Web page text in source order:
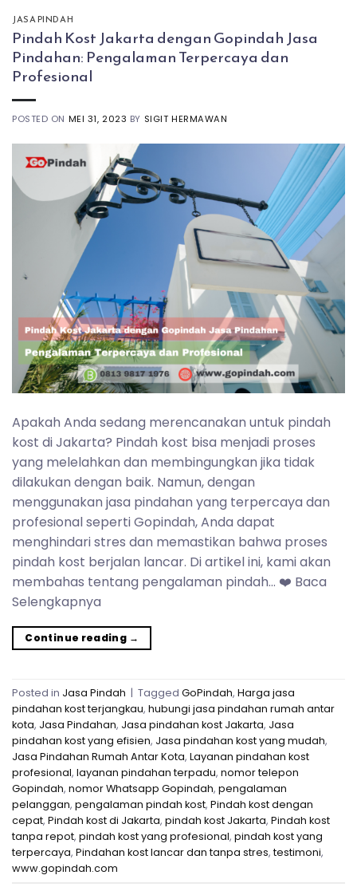
JASA PINDAH
Pindah Kost Jakarta dengan Gopindah Jasa
Pindahan: Pengalaman Terpercaya dan
Profesional
POSTED ON MEI 31, 2023 BY SIGIT HERMAWAN
Apakah Anda sedang merencanakan untuk pindah
kost di Jakarta? Pindah kost bisa menjadi proses
yang melelahkan dan membingungkan jika tidak
dilakukan dengan baik. Namun, dengan
menggunakan jasa pindahan yang terpercaya dan
profesional seperti Gopindah, Anda dapat
menghindari stres dan memastikan bahwa proses
pindah kost berjalan lancar. Di artikel ini, kami akan
membahas tentang pengalaman pindah… ❤️ Baca
Selengkapnya
Continue reading →
Posted in Jasa Pindah | Tagged GoPindah, Harga jasa
pindahan kost terjangkau, hubungi jasa pindahan rumah antar
kota, Jasa Pindahan, Jasa pindahan kost Jakarta, Jasa
pindahan kost yang efisien, Jasa pindahan kost yang mudah,
Jasa Pindahan Rumah Antar Kota, Layanan pindahan kost
profesional, layanan pindahan terpadu, nomor telepon
Gopindah, nomor Whatsapp Gopindah, pengalaman
pelanggan, pengalaman pindah kost, Pindah kost dengan
cepat, Pindah kost di Jakarta, pindah kost Jakarta, Pindah kost
tanpa repot, pindah kost yang profesional, pindah kost yang
terpercaya, Pindahan kost lancar dan tanpa stres, testimoni,
www.gopindah.com